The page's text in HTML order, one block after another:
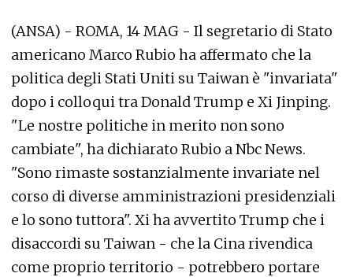
(ANSA) - ROMA, 14 MAG - Il segretario di Stato
americano Marco Rubio ha affermato che la
politica degli Stati Uniti su Taiwan è "invariata"
dopo i colloqui tra Donald Trump e Xi Jinping.
"Le nostre politiche in merito non sono
cambiate", ha dichiarato Rubio a Nbc News.
"Sono rimaste sostanzialmente invariate nel
corso di diverse amministrazioni presidenziali
e lo sono tuttora". Xi ha avvertito Trump che i
disaccordi su Taiwan - che la Cina rivendica
come proprio territorio - potrebbero portare